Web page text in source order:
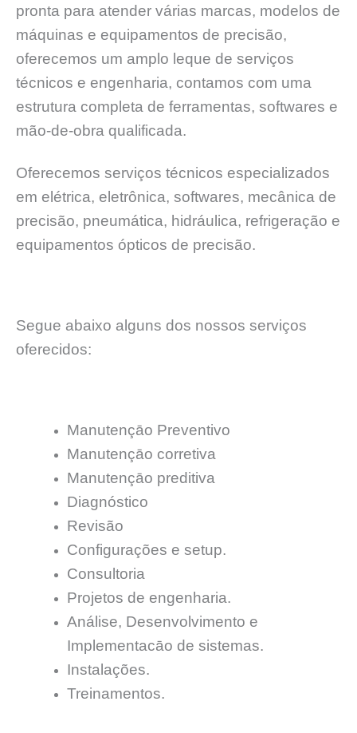
pronta para atender várias marcas, modelos de
máquinas e equipamentos de precisão,
oferecemos um amplo leque de serviços
técnicos e engenharia, contamos com uma
estrutura completa de ferramentas, softwares e
mão-de-obra qualificada.
Oferecemos serviços técnicos especializados
em elétrica, eletrônica, softwares, mecânica de
precisão, pneumática, hidráulica, refrigeração e
equipamentos ópticos de precisão.
Segue abaixo alguns dos nossos serviços
oferecidos:
Manutençāo Preventivo
Manutençāo corretiva
Manutençāo preditiva
Diagnóstico
Revisão
Configurações e setup.
Consultoria
Projetos de engenharia.
Análise, Desenvolvimento e
Implementacāo de sistemas.
Instalações.
Treinamentos.